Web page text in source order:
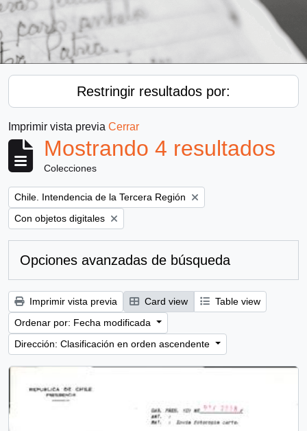
Restringir resultados por:
Imprimir vista previa Cerrar
Mostrando 4 resultados
Colecciones
Remove filter:
Chile. Intendencia de la Tercera Región
Remove filter:
Con objetos digitales
Opciones avanzadas de búsqueda
Imprimir vista previa Card view
Table view
Ordenar por: Fecha modificada
Dirección: Clasificación en orden ascendente